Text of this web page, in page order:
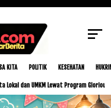
KITA POLITIK KESEHATAN
Lewat Program Glorious Golo Mori